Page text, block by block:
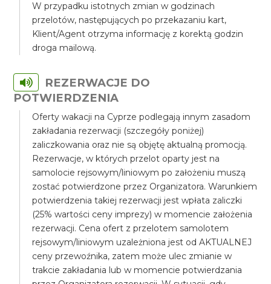
W przypadku istotnych zmian w godzinach
przelotów, następujących po przekazaniu kart,
Klient/Agent otrzyma informację z korektą godzin
droga mailową.
REZERWACJE DO
POTWIERDZENIA
Oferty wakacji na Cyprze podlegają innym zasadom
zakładania rezerwacji (szczegóły poniżej)
zaliczkowania oraz nie są objętę aktualną promocją.
Rezerwacje, w których przelot oparty jest na
samolocie rejsowym/liniowym po założeniu muszą
zostać potwierdzone przez Organizatora. Warunkiem
potwierdzenia takiej rezerwacji jest wpłata zaliczki
(25% wartości ceny imprezy) w momencie założenia
rezerwacji. Cena ofert z przelotem samolotem
rejsowym/liniowym uzależniona jest od AKTUALNEJ
ceny przewoźnika, zatem może ulec zmianie w
trakcie zakładania lub w momencie potwierdzania